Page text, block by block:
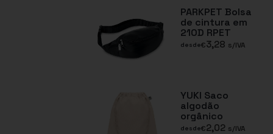
PARKPET Bolsa
de cintura em
210D RPET
desde€3,28 s/IVA
YUKI Saco
algodão
orgânico
desde€2,02 s/IVA